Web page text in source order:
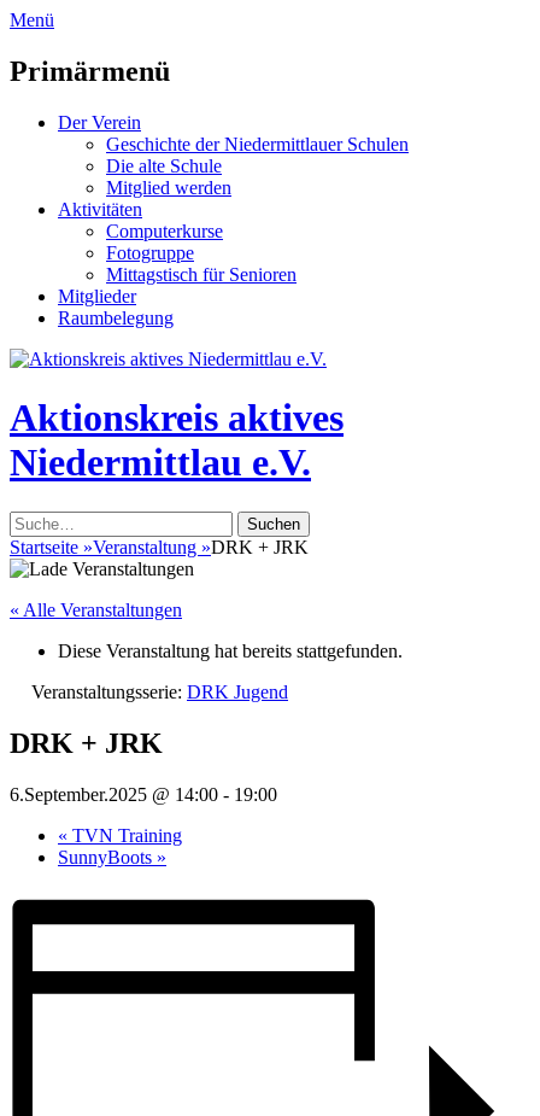
zum
überspringen
Menü
Primärmenü
Der Verein
Geschichte der Niedermittlauer Schulen
Die alte Schule
Mitglied werden
Aktivitäten
Computerkurse
Fotogruppe
Mittagstisch für Senioren
Mitglieder
Raumbelegung
Header
Aktionskreis aktives
Niedermittlau e.V.
Suche
nach:
Startseite »Veranstaltung »DRK + JRK
« Alle Veranstaltungen
Diese Veranstaltung hat bereits stattgefunden.
Veranstaltungsserie: DRK Jugend
DRK + JRK
6.September.2025 @ 14:00 - 19:00
« TVN Training
SunnyBoots »